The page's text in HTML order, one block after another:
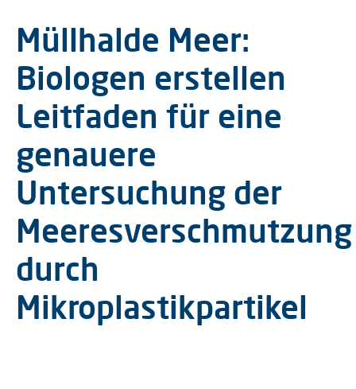
Müllhalde Meer:
Biologen erstellen
Leitfaden für eine
genauere
Untersuchung der
Meeresverschmutzung
durch
Mikroplastikpartikel